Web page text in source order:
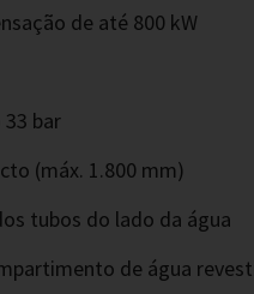
de até 800 kW
bar
(máx. 1.800 mm)
tubos do lado da água
de água